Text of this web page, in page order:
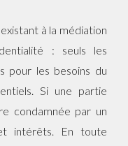
à la médiation
: seuls les
pour les besoins du
Si une partie
condamnée par un
intérêts. En toute